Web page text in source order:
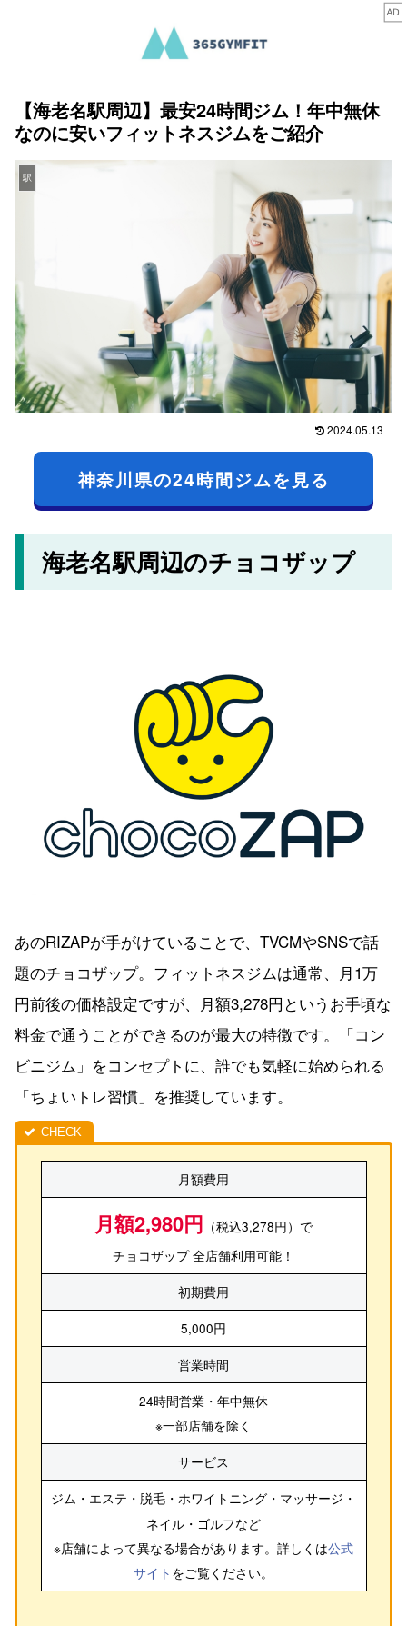
【海老名駅周辺】最安24時間ジム！年中無休
なのに安いフィットネスジムをご紹介
駅
2024.05.13
神奈川県の24時間ジムを見る
海老名駅周辺のチョコザップ
あのRIZAPが手がけていることで、TVCMやSNSで話
題のチョコザップ。フィットネスジムは通常、月1万
円前後の価格設定ですが、月額3,278円というお手頃な
料金で通うことができるのが最大の特徴です。「コン
ビニジム」をコンセプトに、誰でも気軽に始められる
「ちょいトレ習慣」を推奨しています。
月額費用
月額2,980円 （税込3,278円）で
チョコザップ 全店舗利用可能！
初期費用
5,000円
営業時間
24時間営業・年中無休
※一部店舗を除く
サービス
ジム・エステ・脱毛・ホワイトニング・マッサージ・
ネイル・ゴルフなど
※店舗によって異なる場合があります。詳しくは公式
サイト をご覧ください。